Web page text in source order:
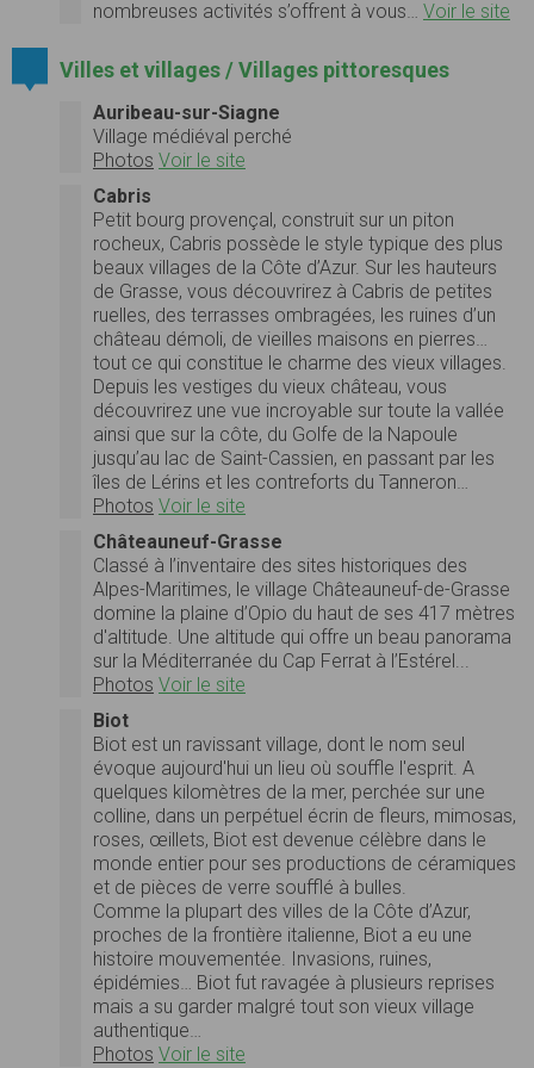
nombreuses activités s’offrent à vous… Voir le site
Villes et villages / Villages pittoresques
Auribeau-sur-Siagne
Village médiéval perché
Photos Voir le site
Cabris
Petit bourg provençal, construit sur un piton
rocheux, Cabris possède le style typique des plus
beaux villages de la Côte d’Azur. Sur les hauteurs
de Grasse, vous découvrirez à Cabris de petites
ruelles, des terrasses ombragées, les ruines d’un
château démoli, de vieilles maisons en pierres…
tout ce qui constitue le charme des vieux villages.
Depuis les vestiges du vieux château, vous
découvrirez une vue incroyable sur toute la vallée
ainsi que sur la côte, du Golfe de la Napoule
jusqu’au lac de Saint-Cassien, en passant par les
îles de Lérins et les contreforts du Tanneron…
Photos Voir le site
Châteauneuf-Grasse
Classé à l’inventaire des sites historiques des
Alpes-Maritimes, le village Châteauneuf-de-Grasse
domine la plaine d’Opio du haut de ses 417 mètres
d'altitude. Une altitude qui offre un beau panorama
sur la Méditerranée du Cap Ferrat à l’Estérel...
Photos Voir le site
Biot
Biot est un ravissant village, dont le nom seul
évoque aujourd'hui un lieu où souffle l'esprit. A
quelques kilomètres de la mer, perchée sur une
colline, dans un perpétuel écrin de fleurs, mimosas,
roses, œillets, Biot est devenue célèbre dans le
monde entier pour ses productions de céramiques
et de pièces de verre soufflé à bulles.
Comme la plupart des villes de la Côte d’Azur,
proches de la frontière italienne, Biot a eu une
histoire mouvementée. Invasions, ruines,
épidémies… Biot fut ravagée à plusieurs reprises
mais a su garder malgré tout son vieux village
authentique…
Photos Voir le site